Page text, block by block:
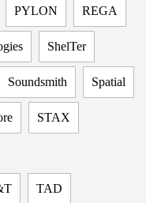
PYLON REGA
ShelTer
Soundsmith Spatial
STAX
TAD